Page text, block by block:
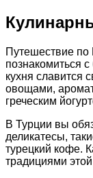
Путешествие по
познакомиться
кухня славится
овощами,
греческим
В Турции вы
деликатесы,
турецкий кофе.
традициями